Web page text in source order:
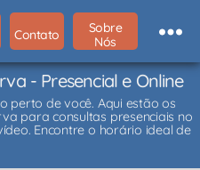
Contato
Sobre
Nós
- Presencial e Online
perto de você. Aqui estão os
para consultas presenciais no
Encontre o horário ideal de